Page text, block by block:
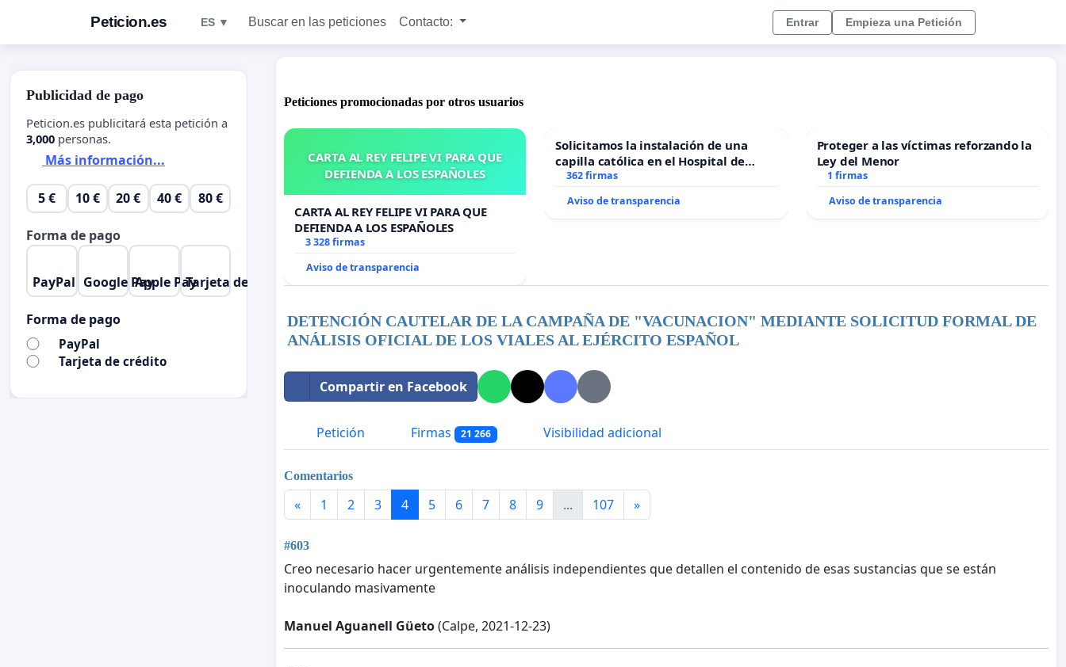
Peticion.es ES ▼ Buscar en las peticiones Contacto: Entrar Empieza una Petición
Peticiones promocionadas por otros usuarios
CARTA AL REY FELIPE VI PARA QUE
DEFIENDA A LOS ESPAÑOLES
CARTA AL REY FELIPE VI PARA QUE
DEFIENDA A LOS ESPAÑOLES
3 328 firmas
Aviso de transparencia
Solicitamos la instalación de una
capilla católica en el Hospital de
Alcañiz
362 firmas
Aviso de transparencia
Proteger a las víctimas reforzando la
Ley del Menor
1 firmas
Aviso de transparencia
DETENCIÓN CAUTELAR DE LA CAMPAÑA DE "VACUNACION" MEDIANTE SOLICITUD FORMAL DE
ANÁLISIS OFICIAL DE LOS VIALES AL EJÉRCITO ESPAÑOL
Compartir en Facebook
Petición Firmas 21 266 Visibilidad adicional
Comentarios
« 1 2 3 4 5 6 7 8 9 ... 107 »
#603
Creo necesario hacer urgentemente análisis independientes que detallen el contenido de esas sustancias que se están
inoculando masivamente
Manuel Aguanell Güeto(Calpe, 2021-12-23)
Publicidad de pago
Peticion.es publicitará esta petición a
3,000 personas.
Más información...
5 € 10 € 20 € 40 € 80 €
Forma de pago
PayPal Google PayApple PayTarjeta de crédito
Forma de pago
PayPal
Tarjeta de crédito